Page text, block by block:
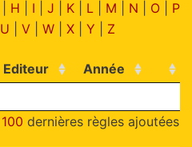
H I J K L M N O
P
U V W X Y Z
Editeur
Année
100 dernières règles ajoutées